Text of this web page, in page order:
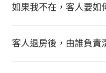
如果我不在，客人要如
客人退房後，由誰負責